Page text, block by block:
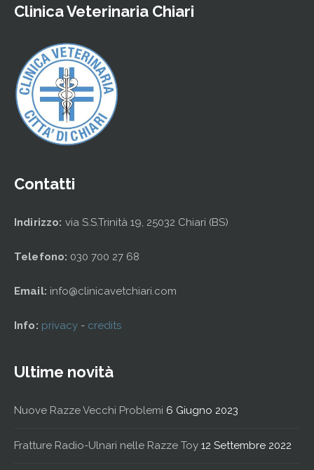
Clinica Veterinaria Chiari
Contatti
Indirizzo: via S.S.Trinità 19, 25032 Chiari (BS)
Telefono: 030 700 27 68
Email: info@clinicavetchiari.com
Info: privacy - credits
Ultime novità
Nuove Razze Vecchi Problemi 6 Giugno 2023
Fratture Radio-Ulnari nelle Razze Toy 12 Settembre 2022